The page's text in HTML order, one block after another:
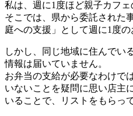
私は、週に1度ほど親子カフェ
そこでは、県から委託された
庭への支援」として週に1度
しかし、同じ地域に住んでい
情報は届いていません。
お弁当の支給が必要なわけで
いないことを疑問に思い店主
いることで、リストをもらっ